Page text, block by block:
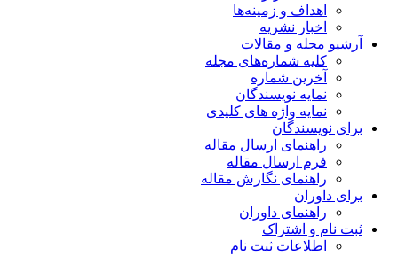
اهداف و زمینه‌ها
اخبار نشریه
آرشیو مجله و مقالات
کلیه شماره‌های مجله
آخرین شماره
نمایه نویسندگان
نمایه واژه های کلیدی
برای نویسندگان
راهنمای ارسال مقاله
فرم ارسال مقاله
راهنمای نگارش مقاله
برای داوران
راهنمای داوران
ثبت نام و اشتراک
اطلاعات ثبت نام